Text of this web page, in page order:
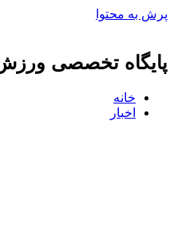
پرش به محتوا
پایگاه تخصصی
خانه
اخبار